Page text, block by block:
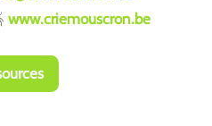
www.criemouscron.be